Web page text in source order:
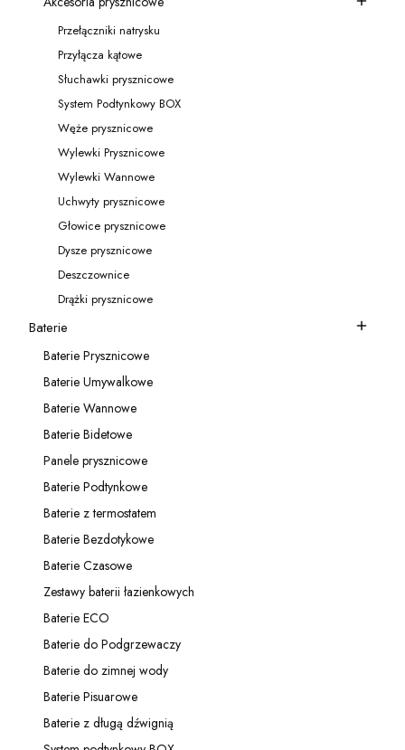
Kategoria - Akcesoria prysznicowe
Kategoria - Przełączniki natrysku
Przełączniki natrysku
Kategoria - Przyłącza kątowe
Przyłącza kątowe
Kategoria - Słuchawki prysznicowe
Słuchawki prysznicowe
Kategoria - System Podtynkowy BOX
System Podtynkowy BOX
Kategoria - Węże prysznicowe
Węże prysznicowe
Kategoria - Wylewki Prysznicowe
Wylewki Prysznicowe
Kategoria - Wylewki Wannowe
Wylewki Wannowe
Kategoria - Uchwyty prysznicowe
Uchwyty prysznicowe
Kategoria - Głowice prysznicowe
Głowice prysznicowe
Kategoria - Dysze prysznicowe
Dysze prysznicowe
Kategoria - Deszczownice
Deszczownice
Kategoria - Drążki prysznicowe
Drążki prysznicowe
Kategoria - Baterie
Baterie
Kategoria - Baterie Prysznicowe
Baterie Prysznicowe
Kategoria - Baterie Umywalkowe
Baterie Umywalkowe
Kategoria - Baterie Wannowe
Baterie Wannowe
Kategoria - Baterie Bidetowe
Baterie Bidetowe
Kategoria - Panele prysznicowe
Panele prysznicowe
Kategoria - Baterie Podtynkowe
Baterie Podtynkowe
Kategoria - Baterie z termostatem
Baterie z termostatem
Kategoria - Baterie Bezdotykowe
Baterie Bezdotykowe
Kategoria - Baterie Czasowe
Baterie Czasowe
Kategoria - Zestawy baterii łazienkowych
Zestawy baterii łazienkowych
Kategoria - Baterie ECO
Baterie ECO
Kategoria - Baterie do Podgrzewaczy
Baterie do Podgrzewaczy
Kategoria - Baterie do zimnej wody
Baterie do zimnej wody
Kategoria - Baterie Pisuarowe
Baterie Pisuarowe
Kategoria - Baterie z długą dźwignią
Baterie z długą dźwignią